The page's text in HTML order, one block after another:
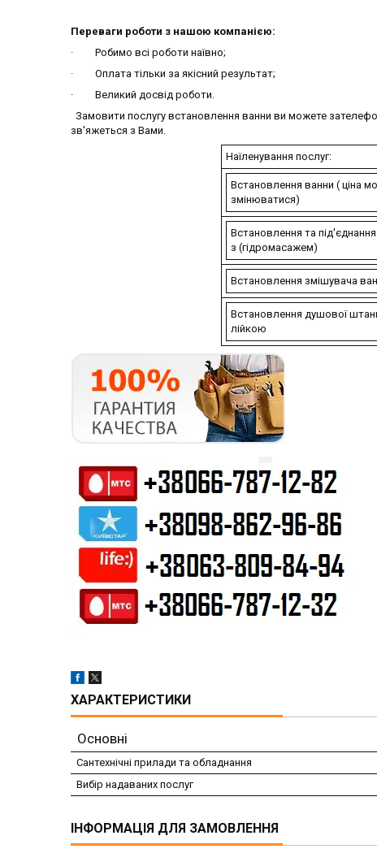
Переваги роботи з нашою компанією:
· Робимо всі роботи наївно;
· Оплата тільки за якісний результат;
· Великий досвід роботи.
Замовити послугу встановлення ванни ви можете
зв'яжеться з Вами.
Наїленування послуг:
Встановлення ванни ( ціна
змінюватися)
Встановлення та
з (гідромасажем)
Встановлення змішувача
Встановлення душової
лійкою
ХАРАКТЕРИСТИКИ
Основні
Сантехнічні прилади та обладнання
Вибір надаваних послуг
ІНФОРМАЦІЯ ДЛЯ ЗАМОВЛЕННЯ